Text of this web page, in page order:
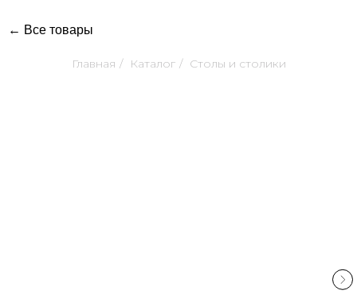
← Все товары
Главная / Каталог / Столы и столики